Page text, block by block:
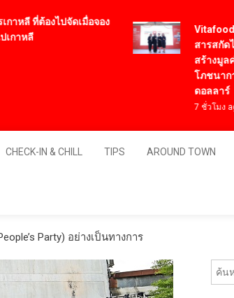
ลี ที่ต้องไปจัดเมื่อจอง
ลี
Vitafoods
สารสกัดไทย
สร้างมูลค่าเ
โภชนาการสุ
ดอลลาร์
7 ชั่วโมง ago
CHECK-IN & CHILL TIPS AROUND TOWN
Party) อย่างเป็นทางการ